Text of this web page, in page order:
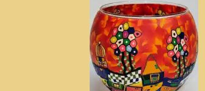
Add to
wishlist